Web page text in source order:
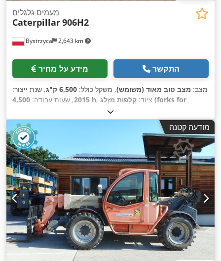
Bystrzyca 2,643 km
מעמיס גלגלים
Caterpillar906H2
מידע על מחיר התקשר
מצב: מצב טוב מאוד (משומש), משקל כולל: 6,500 ק"ג
, שנת ייצור:
2015, שעות עבודה: 4,500 h , ציוד: קְלָפוֹת מַזְלֵג (forks for
מודעה קטנה